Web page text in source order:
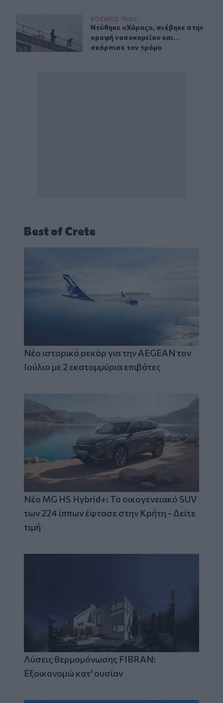
Ντύθηκε «Χάρος», ανέβηκε στην οροφή νοσοκομείου
ΚΟΣΜΟΣ 18:09
Ντύθηκε «Χάρος», ανέβηκε στην
Ντύθηκε «Χάρος», ανέβηκε στην
οροφή νοσοκομείου και...
σκόρπισε τον τρόμο
Best of Crete
Νέο ιστορικό ρεκόρ για την AEGEAN τον
Ιούλιο με 2 εκατομμύρια επιβάτες
Νέο MG HS Hybrid+: Το οικογενειακό SUV
των 224 ίππων έφτασε στην Κρήτη - Δείτε
τιμή
Λύσεις θερμομόνωσης FIBRAN:
Εξοικονομώ κατ' ουσίαν